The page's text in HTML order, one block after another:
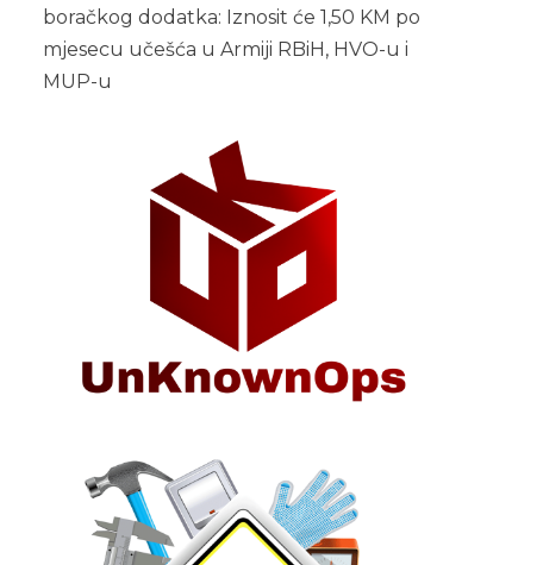
boračkog dodatka: Iznosit će 1,50 KM po
mjesecu učešća u Armiji RBiH, HVO-u i
MUP-u